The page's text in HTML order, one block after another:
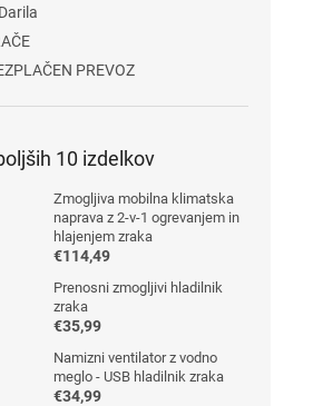
Darila
PREVOZ
10 izdelkov
Zmogljiva mobilna klimatska
naprava z 2-v-1 ogrevanjem in
hlajenjem zraka
€114,49
Prenosni zmogljivi hladilnik
zraka
€35,99
Namizni ventilator z vodno
meglo - USB hladilnik zraka
€34,99